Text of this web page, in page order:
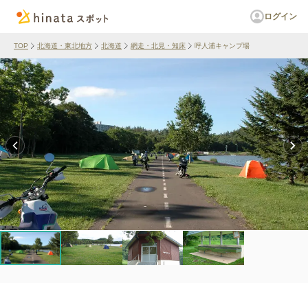
ログイン
TOP 北海道・東北地方 北海道 網走・北見・知床 呼人浦キャンプ場